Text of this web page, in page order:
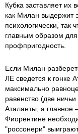
Кубка заставляет их
как Милан выдержит
психологически, так
главным образом
профпригодность.
Если Милан
ЛЕ сведется к гонке
максимально
равенство (две
Аталанты, а главное
Фиорентине
"россонери"